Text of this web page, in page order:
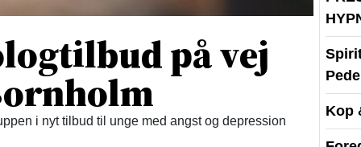
på vej
i nyt tilbud til unge med angst og depression
Kop